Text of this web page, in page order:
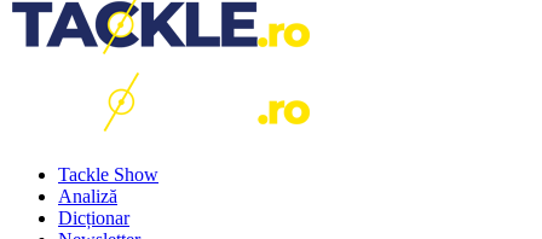
Tackle Show
Analiză
Dicționar